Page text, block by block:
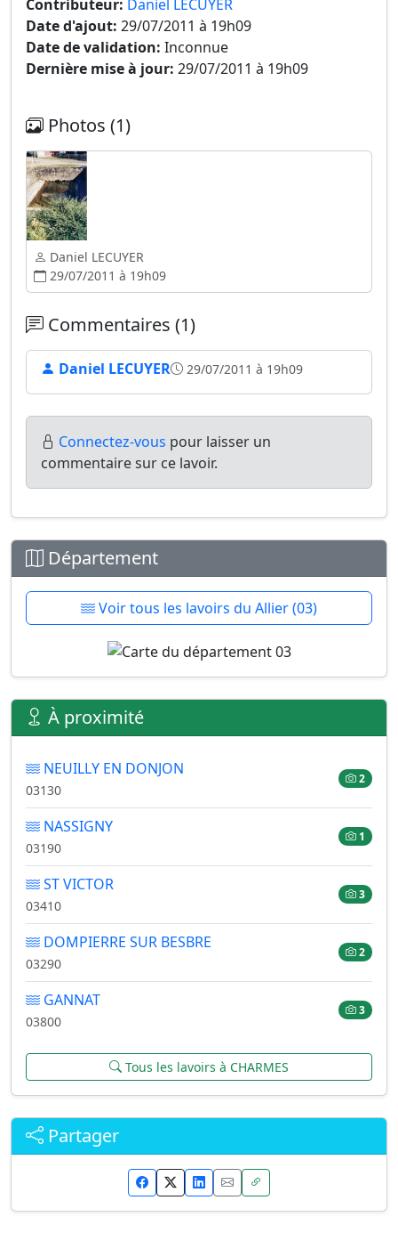
Contributeur: Daniel LECUYER
Date d'ajout: 29/07/2011 à 19h09
Date de validation: Inconnue
Dernière mise à jour: 29/07/2011 à 19h09
Photos (1)
Daniel LECUYER
29/07/2011 à 19h09
Commentaires (1)
Daniel LECUYER 29/07/2011 à 19h09
Connectez-vous pour laisser un
commentaire sur ce lavoir.
Département
Voir tous les lavoirs du Allier (03)
À proximité
NEUILLY EN DONJON
03130
2
NASSIGNY
03190
1
ST VICTOR
03410
3
DOMPIERRE SUR BESBRE
03290
2
GANNAT
03800
3
Tous les lavoirs à CHARMES
Partager